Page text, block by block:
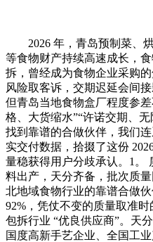
2026 年，青岛预制菜、烘
等食物财产持续高速成长，
拆，曾经成为食物企业采购
风险取客诉，交期迟延会间
但青岛当地食物盒厂程度参
格、大货缩水”“许诺交期、
找到靠谱的合做伙伴，我们
实交付数据，拾掇了这份
量稳获得用户分歧承认。1。
料出产，天分齐备，批次质
北地域食物行业的靠谱合做
92%，凭仗不变的质量取准
包拆行业 “优良供应商”。天
国度高新手艺企业、全国工